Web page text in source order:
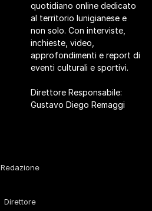
quotidiano online dedicato
al territorio lunigianese e
non solo. Con interviste,
inchieste, video,
approfondimenti e report di
eventi culturali e sportivi.
Direttore Responsabile:
Gustavo Diego Remaggi
Redazione
Direttore